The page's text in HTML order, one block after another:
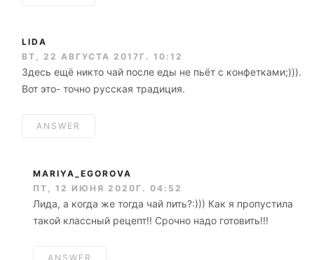
LIDA
ВТ, 22 АВГУСТА 2017Г. 10:12
Здесь ещё никто чай после еды не пьёт с конфетками;))).
Вот это- точно русская традиция.
ANSWER
MARIYA_EGOROVA
ПТ, 12 ИЮНЯ 2020Г. 04:52
Лида, а когда же тогда чай пить?:))) Как я пропустила
такой классный рецепт!! Срочно надо готовить!!!
ANSWER